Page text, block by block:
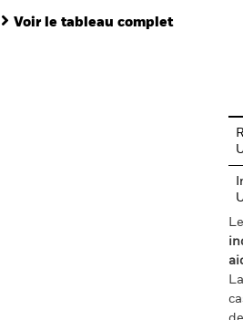
Voir le tableau complet